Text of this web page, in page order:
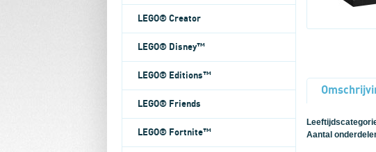
LEGO® Creator
LEGO® Disney™
LEGO® Editions™
LEGO® Friends
LEGO® Fortnite™
Aantal